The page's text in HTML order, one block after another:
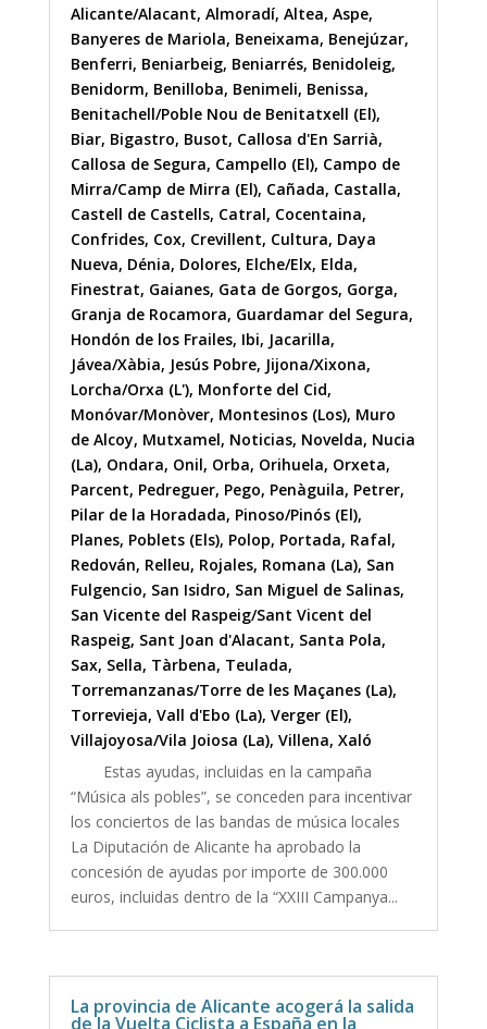
Alicante/Alacant, Almoradí, Altea, Aspe,
Banyeres de Mariola, Beneixama, Benejúzar,
Benferri, Beniarbeig, Beniarrés, Benidoleig,
Benidorm, Benilloba, Benimeli, Benissa,
Benitachell/Poble Nou de Benitatxell (El),
Biar, Bigastro, Busot, Callosa d'En Sarrià,
Callosa de Segura, Campello (El), Campo de
Mirra/Camp de Mirra (El), Cañada, Castalla,
Castell de Castells, Catral, Cocentaina,
Confrides, Cox, Crevillent, Cultura, Daya
Nueva, Dénia, Dolores, Elche/Elx, Elda,
Finestrat, Gaianes, Gata de Gorgos, Gorga,
Granja de Rocamora, Guardamar del Segura,
Hondón de los Frailes, Ibi, Jacarilla,
Jávea/Xàbia, Jesús Pobre, Jijona/Xixona,
Lorcha/Orxa (L'), Monforte del Cid,
Monóvar/Monòver, Montesinos (Los), Muro
de Alcoy, Mutxamel, Noticias, Novelda, Nucia
(La), Ondara, Onil, Orba, Orihuela, Orxeta,
Parcent, Pedreguer, Pego, Penàguila, Petrer,
Pilar de la Horadada, Pinoso/Pinós (El),
Planes, Poblets (Els), Polop, Portada, Rafal,
Redován, Relleu, Rojales, Romana (La), San
Fulgencio, San Isidro, San Miguel de Salinas,
San Vicente del Raspeig/Sant Vicent del
Raspeig, Sant Joan d'Alacant, Santa Pola,
Sax, Sella, Tàrbena, Teulada,
Torremanzanas/Torre de les Maçanes (La),
Torrevieja, Vall d'Ebo (La), Verger (El),
Villajoyosa/Vila Joiosa (La), Villena, Xaló
Estas ayudas, incluidas en la campaña
“Música als pobles”, se conceden para incentivar
los conciertos de las bandas de música locales
La Diputación de Alicante ha aprobado la
concesión de ayudas por importe de 300.000
euros, incluidas dentro de la “XXIII Campanya...
La provincia de Alicante acogerá la salida
de la Vuelta Ciclista a España en la